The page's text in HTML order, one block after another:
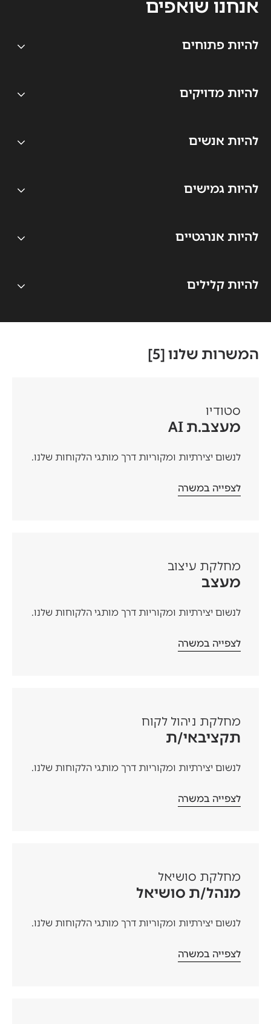
אנחנו שואפים
להיות פתוחים
להיות מדויקים
להיות אנשים
להיות גמישים
להיות אנרגטיים
להיות קלילים
המשרות שלנו [5
]
סטודיו
מעצב.ת AI
לנשום יצירתיות ומקוריות דרך מותגי הלקוחות שלנו.
לצפייה במשרה
מחלקת עיצוב
מעצב
לנשום יצירתיות ומקוריות דרך מותגי הלקוחות שלנו.
לצפייה במשרה
מחלקת ניהול לקוח
תקציבאי/ת
לנשום יצירתיות ומקוריות דרך מותגי הלקוחות שלנו.
לצפייה במשרה
מחלקת סושיאל
מנהל/ת סושיאל
לנשום יצירתיות ומקוריות דרך מותגי הלקוחות שלנו.
לצפייה במשרה